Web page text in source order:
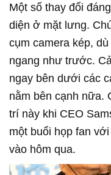
Một số thay đổi
diện ở mặt lưng.
cụm camera kép,
ngang như trước.
ngay bên dưới các
nằm bên cạnh nữa.
trí này khi CEO
một buổi họp fan
vào hôm qua.